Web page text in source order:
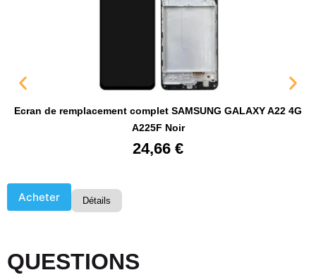
Ecran de remplacement complet SAMSUNG GALAXY A22 4G
A225F Noir
24,66 €
Acheter Détails
QUESTIONS